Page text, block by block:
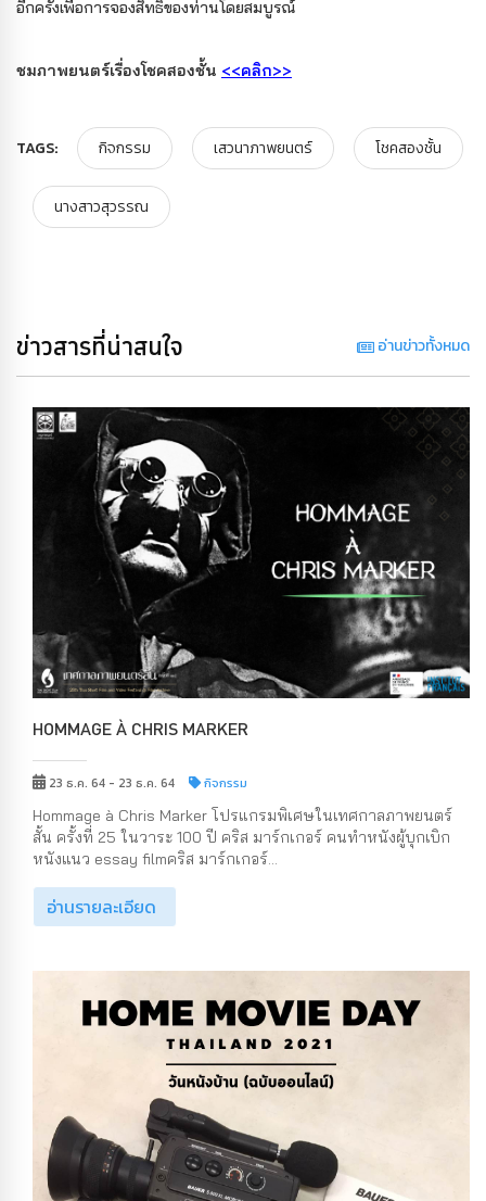
อีกครั้งเพื่อการจองสิทธิ์ของท่านโดยสมบูรณ์
ชมภาพยนตร์เรื่องโชคสองชั้น <<คลิก>>
TAGS: กิจกรรม เสวนาภาพยนตร์ โชคสองชั้น
นางสาวสุวรรณ
ข่าวสารที่น่าสนใจ อ่านข่าวทั้งหมด
HOMMAGE À CHRIS MARKER
23 ธ.ค. 64 - 23 ธ.ค. 64 กิจกรรม
Hommage à Chris Marker โปรแกรมพิเศษในเทศกาลภาพยนตร์
สั้น ครั้งที่ 25 ในวาระ 100 ปี คริส มาร์กเกอร์ คนทำหนังผู้บุกเบิก
หนังแนว essay filmคริส มาร์กเกอร์...
อ่านรายละเอียด